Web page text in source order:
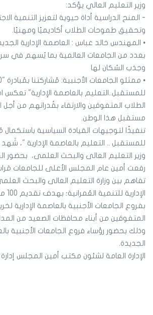
وزير التعليم العالي يؤكد:
- المنح الدراسية أداة حيوية لتعزيز التنمية
وتحقيق طموحات الطلاب أكاديميًا ومهنيًا.
• المهندس خالد عباس : العاصمة الإدارية
بعدد من الجامعات العالمية بما يُسهم في
وجذب السُكان لها
للمستقبل..التعليم بالعاصمة الإدارية" تعكس
الطلاب المتفوقين والارتقاء بقُدراتهم من أجل
مستقبل هذا الوطن.
للمستقبل .. التعليم بالعاصمة الإدارية "،
وزير التعليم العالى والبحث العلمى،
رفعت أمين عام المجلس الأعلى للجامعات
تفاهم بين وزارة التعليم العالى والبحث
بفروع الجامعات الأجنبية بالعاصمة الإدارية
المتفوقين من أبناء محافظات الصعيد من
وذلك بحضور رؤساء فروع الجامعات الأجنبية
الجديدة.
الإدارة العامة لشئون مكتب أمين المجلس إدارة